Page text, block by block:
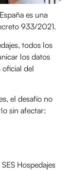
es una
933/2021.
todos los
los datos
oficial del
el desafío no
sin afectar:
Hospedajes